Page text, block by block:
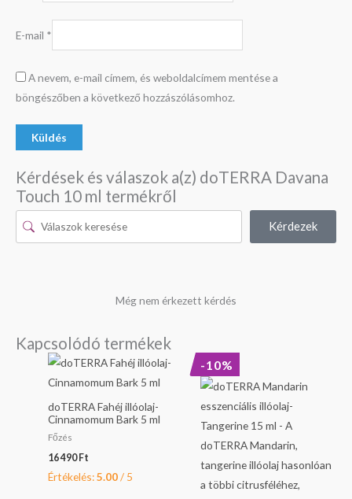
E-mail *
A nevem, e-mail címem, és weboldalcímem mentése a
böngészőben a következő hozzászólásomhoz.
Kérdések és válaszok a(z) doTERRA Davana
Touch 10 ml termékről
Kérdezek
Még nem érkezett kérdés
Kapcsolódó termékek
doTERRA Fahéj illóolaj-
Cinnamomum Bark 5 ml
Főzés
16 490 Ft
Értékelés:5.00/ 5
-10%
was:
890 Ft.
is:
990 Ft.